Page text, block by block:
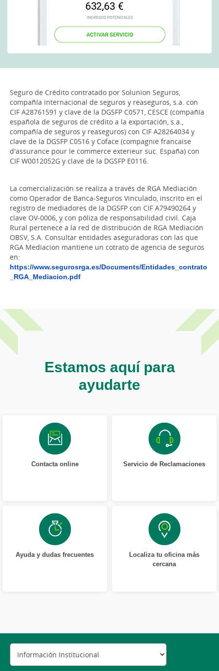
Seguro de Crédito contratado por Solunion Seguros,
compañía internacional de seguros y reaseguros, s.a. con
CIF A28761591 y clave de la DGSFP C0571, CESCE (compañía
española de seguros de crédito a la exportación, s.a.,
compañía de seguros y reaseguros) con CIF A28264034 y
clave de la DGSFP C0516 y Coface (compagnie francaise
d'assurance pour le commerce exterieur suc. España) con
CIF W0012052G y clave de la DGSFP E0116.
La comercialización se realiza a través de RGA Mediación
como Operador de Banca-Seguros Vinculado, inscrito en el
registro de mediadores de la DGSFP con CIF A79490264 y
clave OV-0006, y con póliza de responsabilidad civil. Caja
Rural pertenece a la red de distribución de RGA Mediación
OBSV, S.A. Consultar entidades aseguradoras con las que
RGA Mediacion mantiene un cotrato de agencia de seguros
en:
https://www.segurosrga.es/Documents/Entidades_contrato
_RGA_Mediacion.pdf
Estamos aquí para
ayudarte
Contacta online Servicio de Reclamaciones
Ayuda y dudas frecuentes
Localiza tu oficina más
cercana